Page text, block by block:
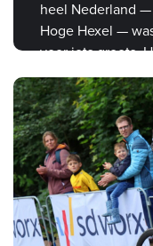
heel Nederland
Hoge Hexel —
voor iets groots.
bevestiging.